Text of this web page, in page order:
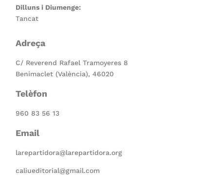
Dilluns i Diumenge:
Tancat
Adreça
C/ Reverend Rafael Tramoyeres 8
Benimaclet (València), 46020
Telèfon
960 83 56 13
Email
larepartidora@larepartidora.org
caliueditorial@gmail.com